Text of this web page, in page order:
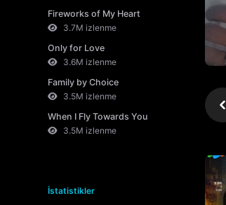
Fireworks of My Heart
3.7M izlenme
Only for Love
3.6M izlenme
Family by Choice
3.5M izlenme
When I Fly Towards You
3.5M izlenme
İstatistikler